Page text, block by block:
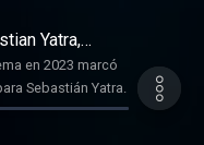
Yatra,
en 2023 marcó
Sebastián Yatra.